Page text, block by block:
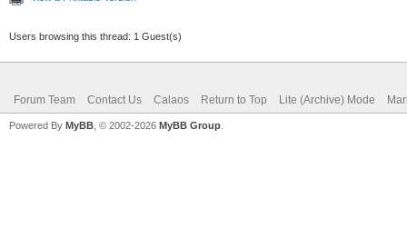
Users browsing this thread: 1 Guest(s)
Forum Team Contact Us Calaos Return to Top Lite (Archive) Mode
Powered By MyBB , © 2002-2026 MyBB Group